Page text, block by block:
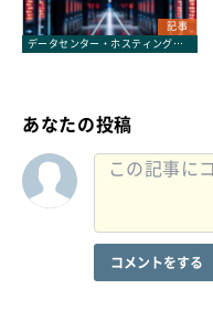
記事
データセンター・ホスティングサービス
あなたの投稿
コメントをする